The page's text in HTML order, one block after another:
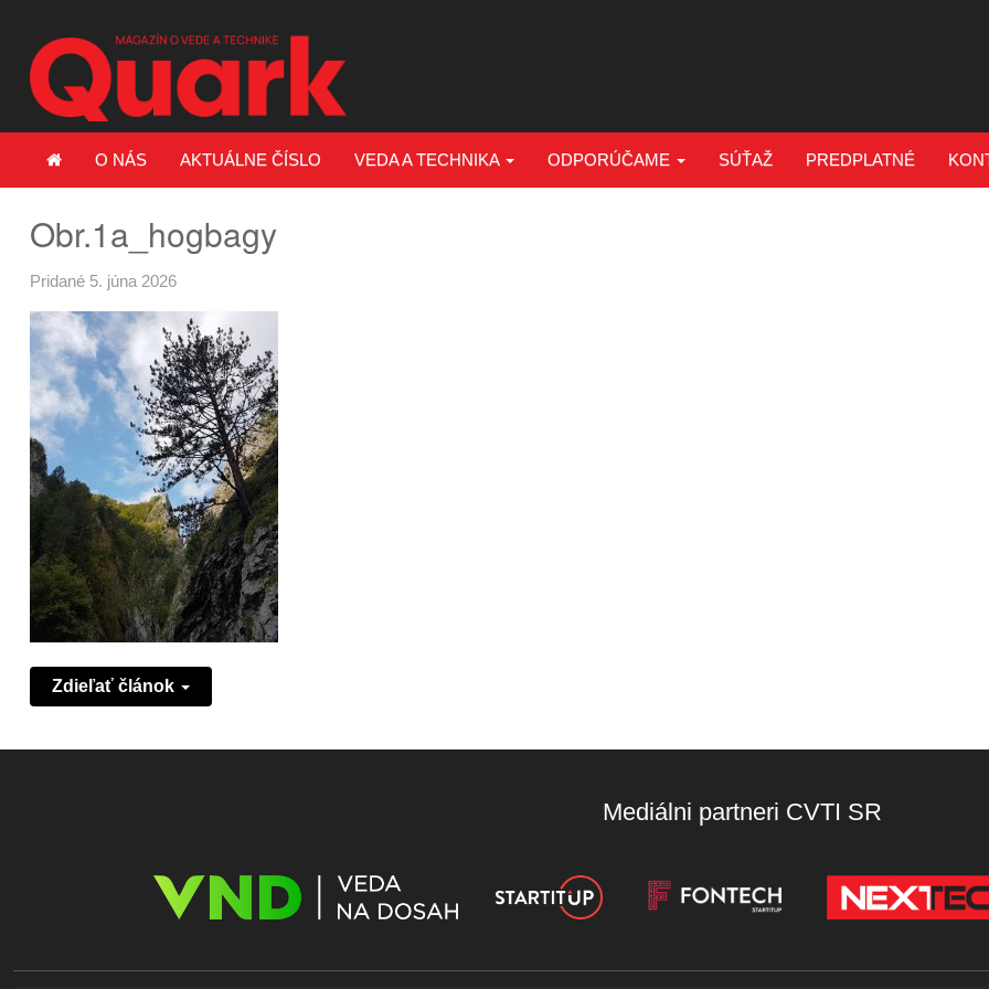
O NÁS AKTUÁLNE ČÍSLO VEDA A TECHNIKA ODPORÚČAME SÚŤAŽ PREDPLATNÉ
Obr.1a_hogbagy
Pridané 5. júna 2026
Zdieľať článok
Mediálni partneri CVTI SR